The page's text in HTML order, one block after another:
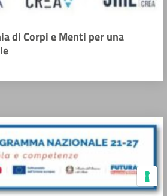
di Corpi e Menti per una
Le